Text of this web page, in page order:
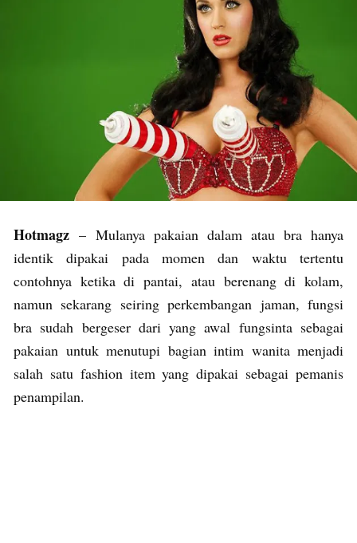
Hotmagz – Mulanya pakaian dalam atau bra hanya
identik dipakai pada momen dan waktu tertentu
contohnya ketika di pantai, atau berenang di kolam,
namun sekarang seiring perkembangan jaman, fungsi
bra sudah bergeser dari yang awal fungsinta sebagai
pakaian untuk menutupi bagian intim wanita menjadi
salah satu fashion item yang dipakai sebagai pemanis
penampilan.